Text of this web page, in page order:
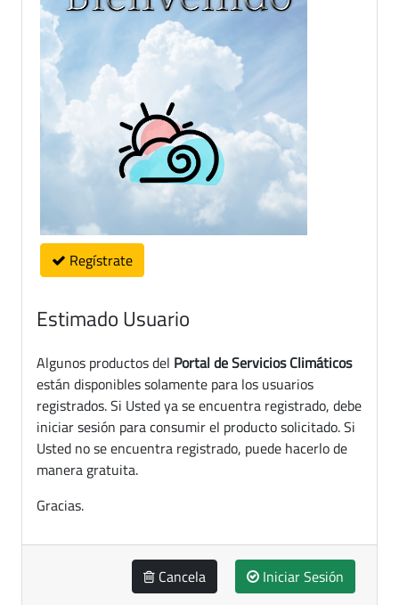
Regístrate
Estimado Usuario
Algunos productos del Portal de Servicios Climáticos
están disponibles solamente para los usuarios
registrados. Si Usted ya se encuentra registrado, debe
iniciar sesión para consumir el producto solicitado. Si
Usted no se encuentra registrado, puede hacerlo de
manera gratuita.
Gracias.
Cancela Iniciar Sesión